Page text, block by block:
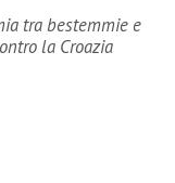
tra bestemmie e
la Croazia